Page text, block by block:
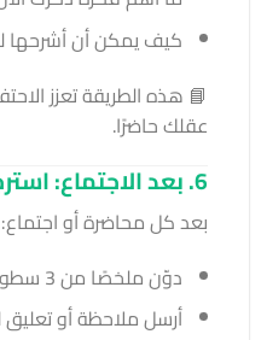
كيف يمكن أن أشرحها
📘 هذه الطريقة تعزز
عقلك حاضرًا.
6. بعد الاجتماع: استرجع وانقُل الفائدة
بعد كل محاضرة أو اجتماع:
دوّن ملخصًا من 3 سطور.
أرسل ملاحظة أو